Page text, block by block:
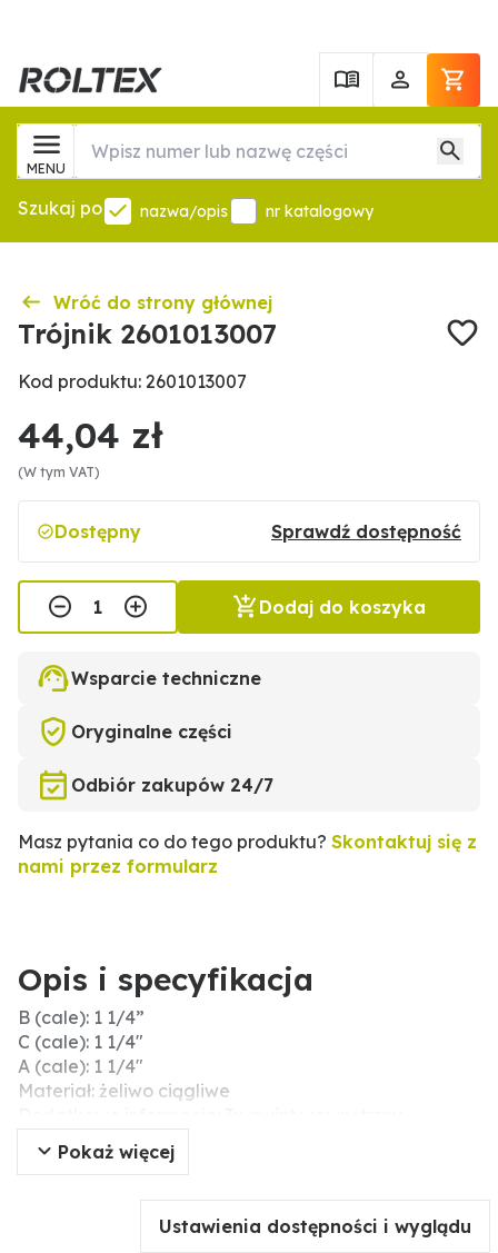
MENU
Szukaj po nazwa/opis nr katalogowy
Wróć do strony głównej
Trójnik 2601013007
Kod produktu: 2601013007
44,04 zł
(W tym VAT)
Dostępny Sprawdź dostępność
Dodaj do koszyka
Wsparcie techniczne
Oryginalne części
Odbiór zakupów 24/7
Masz pytania co do tego produktu? Skontaktuj się z
nami przez formularz
Opis i specyfikacja
B (cale): 1 1/4”
C (cale): 1 1/4"
A (cale): 1 1/4"
Materiał: żeliwo ciągliwe
wersja ocynkowana
Pokaż więcej
Ustawienia dostępności i wyglądu